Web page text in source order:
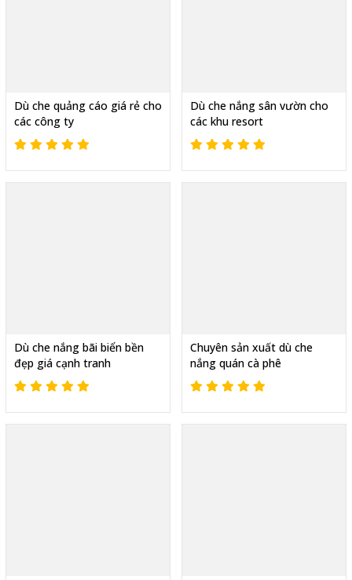
Dù che quảng cáo giá rẻ cho
các công ty
Dù che nắng sân vườn cho
các khu resort
Dù che nắng bãi biển bền
đẹp giá cạnh tranh
Chuyên sản xuất dù che
nắng quán cà phê